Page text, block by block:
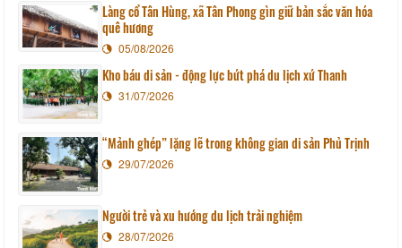
Làng cổ Tân Hùng, xã Tân Phong gìn giữ bản sắc văn hóa
quê hương
05/08/2026
Kho báu di sản - động lực bứt phá du lịch xứ Thanh
31/07/2026
“Mảnh ghép” lặng lẽ trong không gian di sản Phủ Trịnh
29/07/2026
Người trẻ và xu hướng du lịch trải nghiệm
28/07/2026